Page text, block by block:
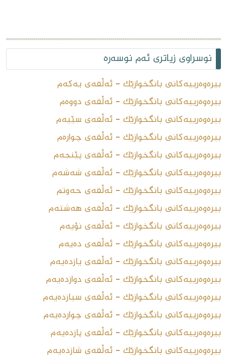
نوسراوی زیاتری ئەم نوسەرە
بیرەوەرییەکانی بانگخوازێک - ئەڵقەى یەکەم
بیرەوەرییەکانی بانگخوازێک - ئەڵقەى دووەم
بیرەوەرییەکانى بانگخوازێک - ئەڵقەى سێیەم
بیرەوەرییەکانى بانگخوازێک - ئەڵقەى چوارەم
بیرەوەرییەکانى بانگخوازێک - ئەڵقەى پێنجەم
بیرەوەرییەکانى بانگخوازێک - ئەڵقەى شەشەم
بیرەوەرییەکانى بانگخوازێک - ئەڵقەى حەوتم
بیرەوەرییەکانى بانگخوازێک - ئەڵقەى هەشتەم
بیرەوەرییەکانى بانگخوازێک - ئەڵقەى نۆیەم
بیرەوەرییەکانى بانگخوازێک - ئەڵقەى دەیەم
بیرەوەرییەکانى بانگخوازێک - ئەڵقەى یازدەیەم
بیرەوەرییەکانى بانگخوازێک - ئەڵقەى دوازدەیەم
بیرەوەرییەکانى بانگخوازێک - ئەڵقەى سیازدەیەم
بیرەوەرییەکانى بانگخوازێک - ئەڵقەى چواردەیەم
بیرەوەرییەکانى بانگخوازێک - ئەڵقەى پازدەیەم
بیرەوەرییەکانى بانگخوازێک - ئەڵقەى شازدەیەم